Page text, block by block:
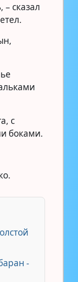
сказал
с
боками.
-